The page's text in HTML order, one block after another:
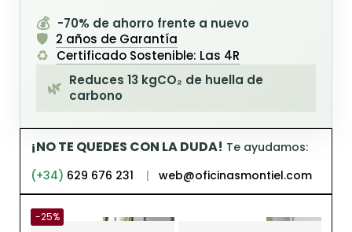
💰 -70% de ahorro frente a nuevo
🛡️ 2 años de Garantía
♻️ Certificado Sostenible: Las 4R
🌿 Reduces 13 kgCO₂ de huella de
carbono
¡NO TE QUEDES CON LA DUDA! Te ayudamos:
(+34) 629 676 231 | web@oficinasmontiel.com
-25%